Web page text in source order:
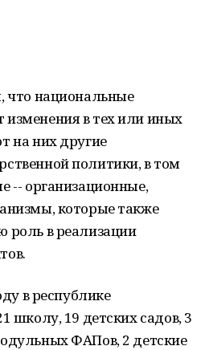
что национальные
в тех или иных
на них другие
политики, в том
-- организационные,
которые также
роль в реализации
в республике
школу, 19 детских садов, 3
ФАПов, 2 детские